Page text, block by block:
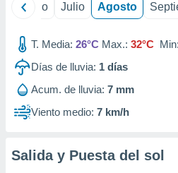
Junio Julio Agosto
T. Media: 26°C Max.: 32°C Min:
Días de lluvia: 1 días
Acum. de lluvia: 7 mm
Viento medio: 7 km/h
Salida y Puesta del sol